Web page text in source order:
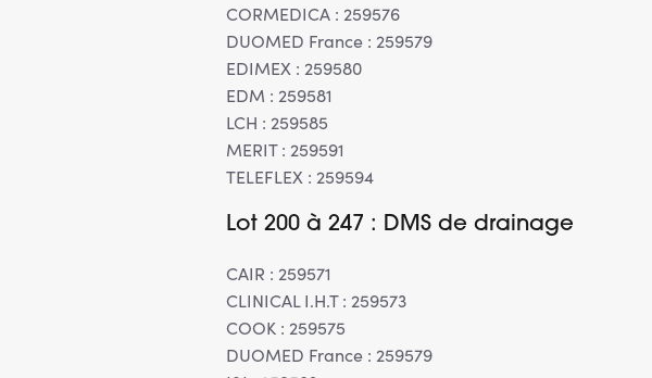
CORMEDICA : 259576
DUOMED France : 259579
EDIMEX : 259580
EDM : 259581
LCH : 259585
MERIT : 259591
TELEFLEX : 259594
Lot 200 à 247 : DMS de drainage
CAIR : 259571
CLINICAL I.H.T : 259573
COOK : 259575
DUOMED France : 259579